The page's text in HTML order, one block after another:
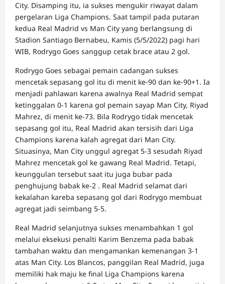
City. Disamping itu, ia sukses mengukir riwayat dalam
pergelaran Liga Champions. Saat tampil pada putaran
kedua Real Madrid vs Man City yang berlangsung di
Stadion Santiago Bernabeu, Kamis (5/5/2022) pagi hari
WIB, Rodrygo Goes sanggup cetak brace atau 2 gol.
Rodrygo Goes sebagai pemain cadangan sukses
mencetak sepasang gol itu di menit ke-90 dan ke-90+1. Ia
menjadi pahlawan karena awalnya Real Madrid sempat
ketinggalan 0-1 karena gol pemain sayap Man City, Riyad
Mahrez, di menit ke-73. Bila Rodrygo tidak mencetak
sepasang gol itu, Real Madrid akan tersisih dari Liga
Champions karena kalah agregat dari Man City.
Situasinya, Man City unggul agregat 5-3 sesudah Riyad
Mahrez mencetak gol ke gawang Real Madrid. Tetapi,
keunggulan tersebut saat itu juga bubar pada
penghujung babak ke-2 . Real Madrid selamat dari
kekalahan kareba sepasang gol dari Rodrygo membuat
agregat jadi seimbang 5-5.
Real Madrid selanjutnya sukses menambahkan 1 gol
melalui eksekusi penalti Karim Benzema pada babak
tambahan waktu dan mengamankan kemenangan 3-1
atas Man City. Los Blancos, panggilan Real Madrid, juga
memiliki hak maju ke final Liga Champions karena